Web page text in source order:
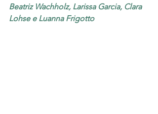
Beatriz Wachholz, Larissa Garcia, Clara
Lohse e Luanna Frigotto